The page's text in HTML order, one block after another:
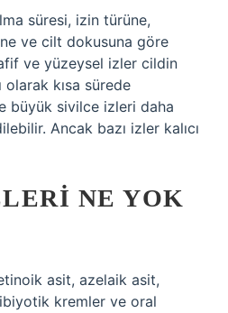
süresi, izin türüne,
ve cilt dokusuna göre
ve yüzeysel izler cildin
olarak kısa sürede
büyük sivilce izleri daha
Ancak bazı izler kalıcı
NE YOK
asit, azelaik asit,
kremler ve oral